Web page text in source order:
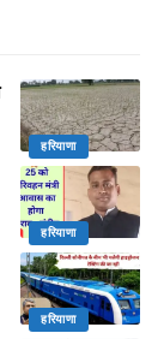
हरियाणा
हरियाणा
हरियाणा